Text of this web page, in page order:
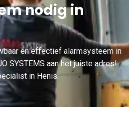
nodig in
en effectief alarmsysteem in
SYSTEMS aan het juiste adres!
in Henis.